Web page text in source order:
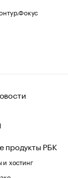
продукты РБК
хостинг